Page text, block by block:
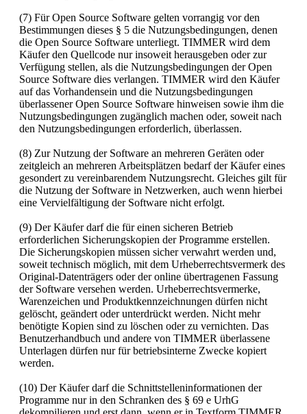
(7) Für Open Source Software gelten vorrangig vor den
Bestimmungen dieses § 5 die Nutzungsbedingungen, denen
die Open Source Software unterliegt. TIMMER wird dem
Käufer den Quellcode nur insoweit herausgeben oder zur
Verfügung stellen, als die Nutzungsbedingungen der Open
Source Software dies verlangen. TIMMER wird den Käufer
auf das Vorhandensein und die Nutzungsbedingungen
überlassener Open Source Software hinweisen sowie ihm die
Nutzungsbedingungen zugänglich machen oder, soweit nach
den Nutzungsbedingungen erforderlich, überlassen.
(8) Zur Nutzung der Software an mehreren Geräten oder
zeitgleich an mehreren Arbeitsplätzen bedarf der Käufer eines
gesondert zu vereinbarendem Nutzungsrecht. Gleiches gilt für
die Nutzung der Software in Netzwerken, auch wenn hierbei
eine Vervielfältigung der Software nicht erfolgt.
(9) Der Käufer darf die für einen sicheren Betrieb
erforderlichen Sicherungskopien der Programme erstellen.
Die Sicherungskopien müssen sicher verwahrt werden und,
soweit technisch möglich, mit dem Urheberrechtsvermerk des
Original-Datenträgers oder der online übertragenen Fassung
der Software versehen werden. Urheberrechtsvermerke,
Warenzeichen und Produktkennzeichnungen dürfen nicht
gelöscht, geändert oder unterdrückt werden. Nicht mehr
benötigte Kopien sind zu löschen oder zu vernichten. Das
Benutzerhandbuch und andere von TIMMER überlassene
Unterlagen dürfen nur für betriebsinterne Zwecke kopiert
werden.
(10) Der Käufer darf die Schnittstelleninformationen der
Programme nur in den Schranken des § 69 e UrhG